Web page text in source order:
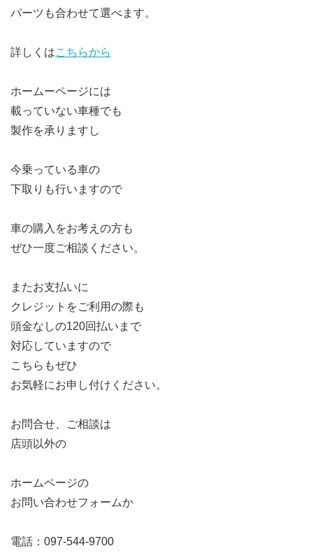
パーツも合わせて選べます。
詳しくはこちらから
ホームーページには
載っていない車種でも
製作を承りますし
今乗っている車の
下取りも行いますので
車の購入をお考えの方も
ぜひ一度ご相談ください。
またお支払いに
クレジットをご利用の際も
頭金なしの120回払いまで
対応していますので
こちらもぜひ
お気軽にお申し付けください。
お問合せ、ご相談は
店頭以外の
ホームページの
お問い合わせフォームか
電話：097-544-9700